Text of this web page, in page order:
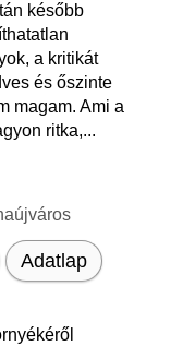
később
a kritikát
és őszinte
magam. Ami a
ritka,...
Adatlap